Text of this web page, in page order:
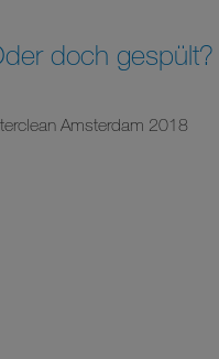
doch gespült?
Amsterdam 2018